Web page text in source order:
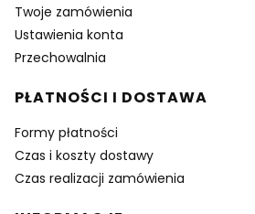
Twoje zamówienia
Ustawienia konta
Przechowalnia
PŁATNOŚCI I DOSTAWA
Formy płatności
Czas i koszty dostawy
Czas realizacji zamówienia